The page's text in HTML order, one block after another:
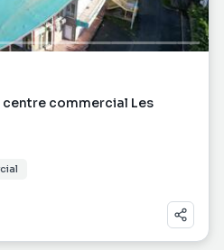
centre commercial Les